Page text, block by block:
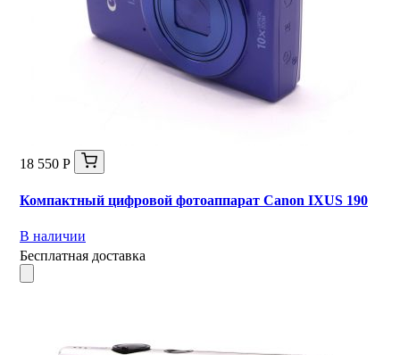
18 550 Р
Компактный цифровой фотоаппарат Canon IXUS 190
В наличии
Бесплатная доставка